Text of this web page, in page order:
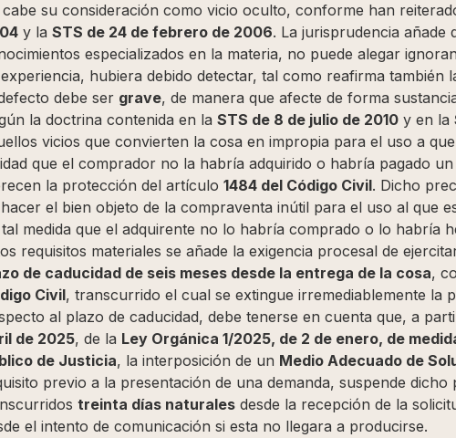
su consideración como vicio oculto, conforme han
y la STS de 24 de febrero de 2006. La jurisprudencia
especializados en la materia, no puede alegar
hubiera debido detectar, tal como reafirma también
debe ser grave, de manera que afecte de forma
la doctrina contenida en la STS de 8 de julio de 2010 y en la
vicios que convierten la cosa en impropia para el uso a
que el comprador no la habría adquirido o habría pagado
la protección del artículo 1484 del Código Civil. Dicho
el bien objeto de la compraventa inútil para el uso al que
medida que el adquirente no lo habría comprado o lo habría
requisitos materiales se añade la exigencia procesal de
de caducidad de seis meses desde la entrega de la cosa,
Civil, transcurrido el cual se extingue irremediablemente la
al plazo de caducidad, debe tenerse en cuenta que, a
de 2025, de la Ley Orgánica 1/2025, de 2 de enero, de
de Justicia, la interposición de un Medio Adecuado de
previo a la presentación de una demanda, suspende
treinta días naturales desde la recepción de la
el intento de comunicación si esta no llegara a producirse.